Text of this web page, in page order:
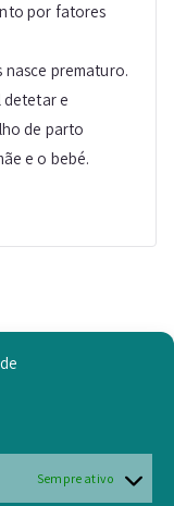
Sempre ativo
por fatores
nasce prematuro.
detetar e
de parto
e o bebé.